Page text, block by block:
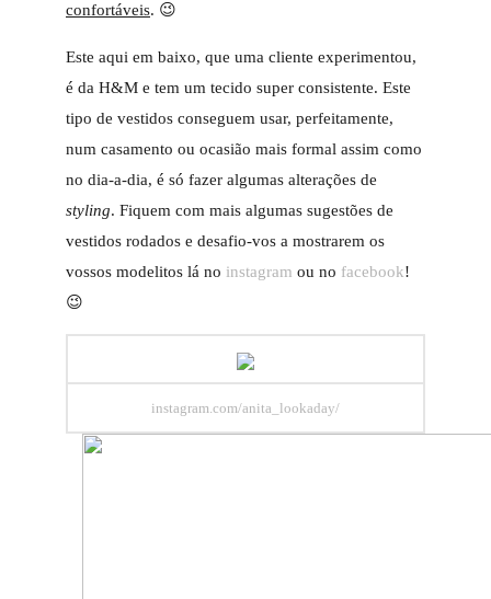
confortáveis. 😉
Este aqui em baixo, que uma cliente experimentou,
é da H&M e tem um tecido super consistente. Este
tipo de vestidos conseguem usar, perfeitamente,
num casamento ou ocasião mais formal assim como
no dia-a-dia, é só fazer algumas alterações de
styling. Fiquem com mais algumas sugestões de
vestidos rodados e desafio-vos a mostrarem os
vossos modelitos lá no instagram ou no facebook!
😉
instagram.com/anita_lookaday/